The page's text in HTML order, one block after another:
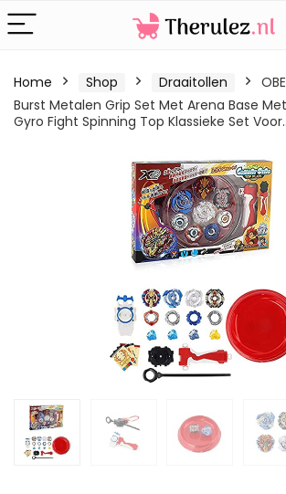
Home Shop Draaitollen
Burst Metalen Grip Set Met Arena Base
Gyro Fight Spinning Top Klassieke Set